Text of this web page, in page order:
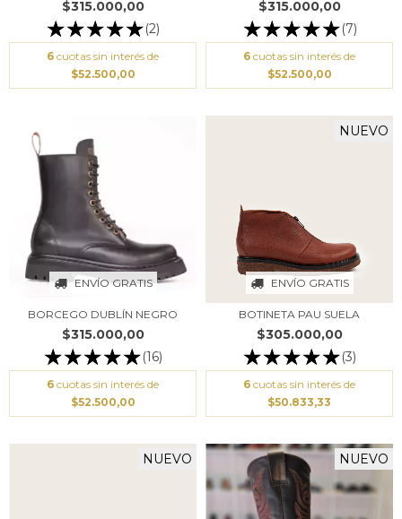
$315.000,00
(2)
6 cuotas sin interés de
$52.500,00
$315.000,00
(7)
6 cuotas sin interés de
$52.500,00
ENVÍO GRATIS
BORCEGO DUBLÍN NEGRO
$315.000,00
(16)
6 cuotas sin interés de
$52.500,00
ENVÍO GRATIS
NUEVO
BOTINETA PAU SUELA
$305.000,00
(3)
6 cuotas sin interés de
$50.833,33
NUEVO NUEVO